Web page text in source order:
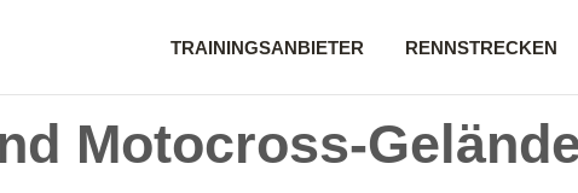
TRAININGSANBIETER RENNSTRECKEN
Motocross-